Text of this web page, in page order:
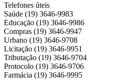
Telefones úteis
Saúde (19) 3646-9983
Educação (19) 3646-9986
Compras (19) 3646-9947
Urbano (19) 3646-9708
Licitação (19) 3646-9951
Tributação (19) 3646-9704
Protocolo (19) 3646-9706
Farmácia (19) 3646-9995